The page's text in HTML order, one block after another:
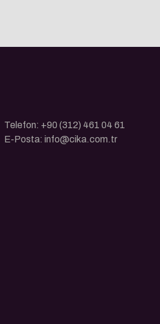
Telefon: +90 (312) 461 04 61
E-Posta: info@cika.com.tr